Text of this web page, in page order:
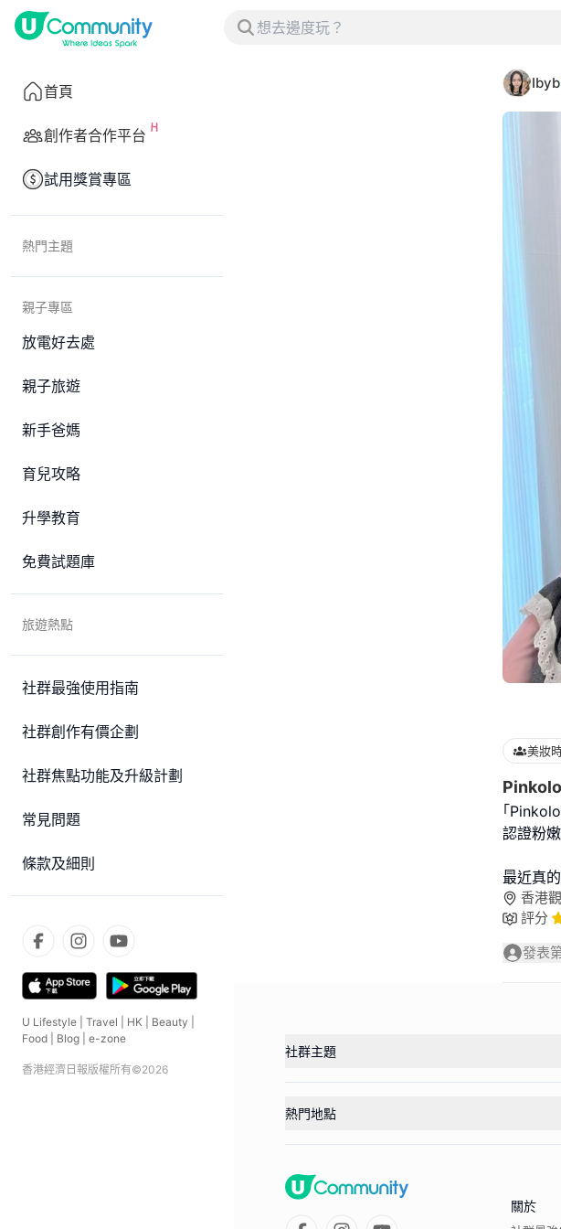
首頁
創作者合作平台
試用獎賞專區
熱門主題
親子專區
放電好去處
親子旅遊
新手爸媽
育兒攻略
升學教育
免費試題庫
旅遊熱點
社群最強使用指南
社群創作有價企劃
社群焦點功能及升級計劃
常見問題
條款及細則
U Lifestyle Travel HK Beauty
Food
Blog e-zone
香港經濟日報版權所有©2026
美妝
｢
認證粉
最近真
香港
評分
發表
社群主題
熱門地點
關於